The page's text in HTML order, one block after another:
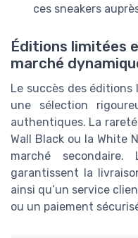
ces sneakers
Éditions limitées
marché
Le succès des éditions
une sélection
authentiques. La
Wall Black ou la White
marché secondaire.
garantissent la
ainsi qu’un service
ou un paiement